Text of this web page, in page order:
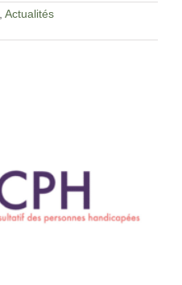
Actualités